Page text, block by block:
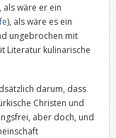
als wäre er ein
), als wäre es ein
ungebrochen mit
Literatur kulinarische
darum, dass
Christen und
aber doch, und